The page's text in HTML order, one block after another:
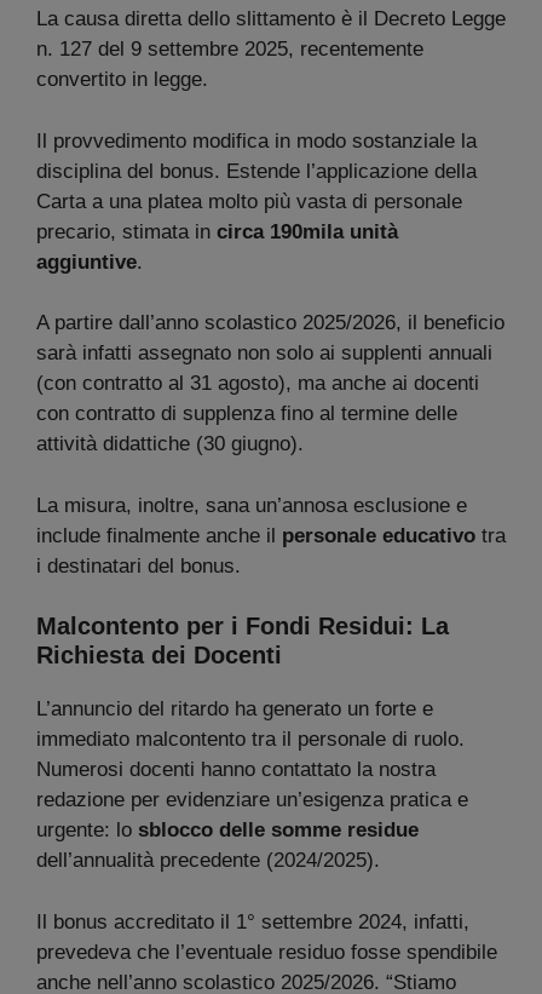
La causa diretta dello slittamento è il Decreto Legge
n. 127 del 9 settembre 2025, recentemente
convertito in legge.
Il provvedimento modifica in modo sostanziale la
disciplina del bonus. Estende l’applicazione della
Carta a una platea molto più vasta di personale
precario, stimata in circa 190mila unità
aggiuntive.
A partire dall’anno scolastico 2025/2026, il beneficio
sarà infatti assegnato non solo ai supplenti annuali
(con contratto al 31 agosto), ma anche ai docenti
con contratto di supplenza fino al termine delle
attività didattiche (30 giugno).
La misura, inoltre, sana un’annosa esclusione e
include finalmente anche il personale educativo tra
i destinatari del bonus.
Malcontento per i Fondi Residui: La
Richiesta dei Docenti
L’annuncio del ritardo ha generato un forte e
immediato malcontento tra il personale di ruolo.
Numerosi docenti hanno contattato la nostra
redazione per evidenziare un’esigenza pratica e
urgente: lo sblocco delle somme residue
dell’annualità precedente (2024/2025).
Il bonus accreditato il 1° settembre 2024, infatti,
prevedeva che l’eventuale residuo fosse spendibile
anche nell’anno scolastico 2025/2026. “Stiamo